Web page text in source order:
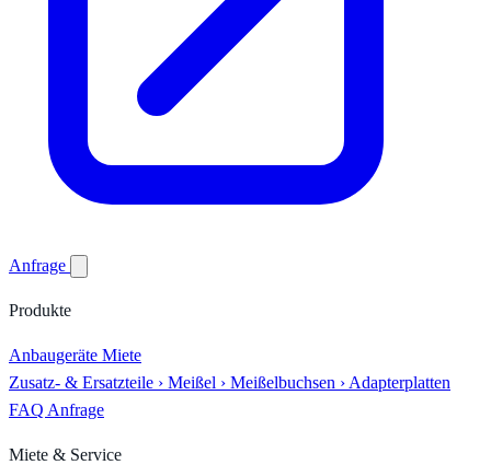
Anfrage
Produkte
Anbaugeräte Miete
Zusatz- & Ersatzteile › Meißel › Meißelbuchsen › Adapterplatten
FAQ Anfrage
Miete & Service